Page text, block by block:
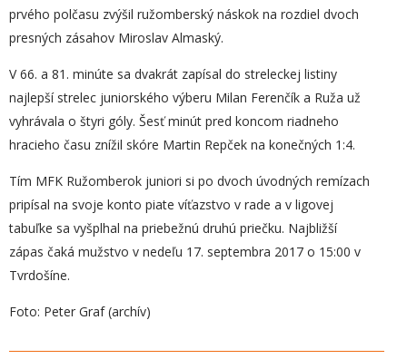
prvého polčasu zvýšil ružomberský náskok na rozdiel dvoch
presných zásahov Miroslav Almaský.
V 66. a 81. minúte sa dvakrát zapísal do streleckej listiny
najlepší strelec juniorského výberu Milan Ferenčík a Ruža už
vyhrávala o štyri góly. Šesť minút pred koncom riadneho
hracieho času znížil skóre Martin Repček na konečných 1:4.
Tím MFK Ružomberok juniori si po dvoch úvodných remízach
pripísal na svoje konto piate víťazstvo v rade a v ligovej
tabuľke sa vyšplhal na priebežnú druhú priečku. Najbližší
zápas čaká mužstvo v nedeľu 17. septembra 2017 o 15:00 v
Tvrdošíne.
Foto: Peter Graf (archív)